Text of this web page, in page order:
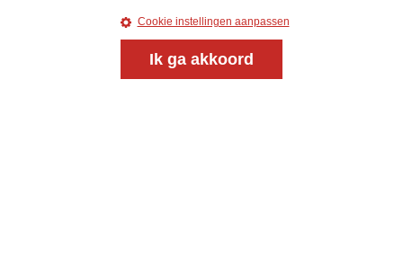
Cookie instellingen aanpassen
Ik ga akkoord